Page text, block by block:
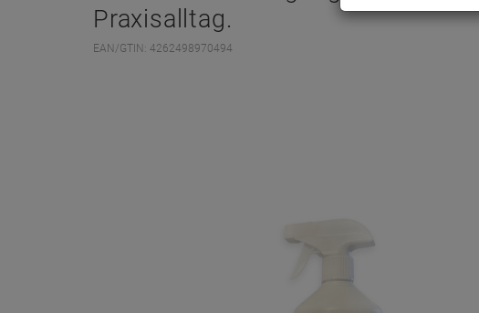
Praxisalltag.
EAN/GTIN: 4262498970494